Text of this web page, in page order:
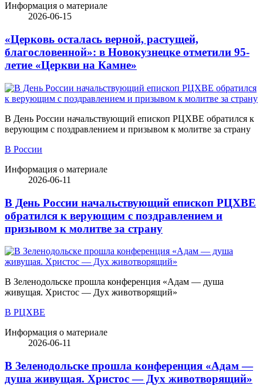
Информация о материале
2026-06-15
«Церковь осталась верной, растущей,
благословенной»: в Новокузнецке отметили 95-
летие «Церкви на Камне»
В День России начальствующий епископ РЦХВЕ обратился к
верующим с поздравлением и призывом к молитве за страну
В России
Информация о материале
2026-06-11
В День России начальствующий епископ РЦХВЕ
обратился к верующим с поздравлением и
призывом к молитве за страну
В Зеленодольске прошла конференция «Адам — душа
живущая. Христос — Дух животворящий»
В РЦХВЕ
Информация о материале
2026-06-11
В Зеленодольске прошла конференция «Адам —
душа живущая. Христос — Дух животворящий»